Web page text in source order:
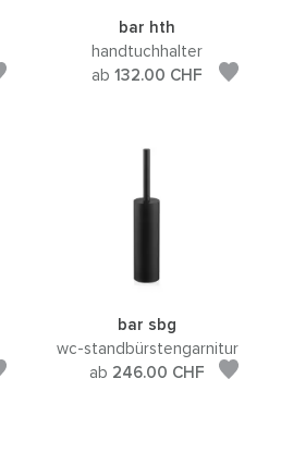
bar hth
handtuchhalter
ab132.00 CHF
bar sbg
wc-standbürstengarnitur
ab 246.00 CHF